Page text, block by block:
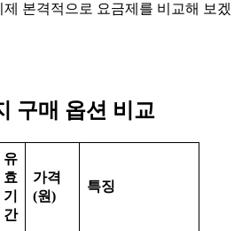
본격적으로 요금제를 비교해 보겠
구매 옵션 비교
유
효
기
간
가격
(원)
특징